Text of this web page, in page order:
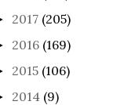
2017 (205)
2016 (169)
2015 (106)
2014 (9)